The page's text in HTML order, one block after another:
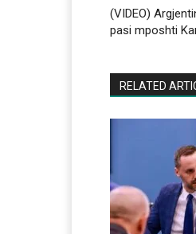
(VIDEO)
pasi mposhti
RELATED